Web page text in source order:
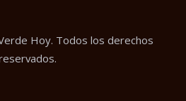
Hoy. Todos los derechos